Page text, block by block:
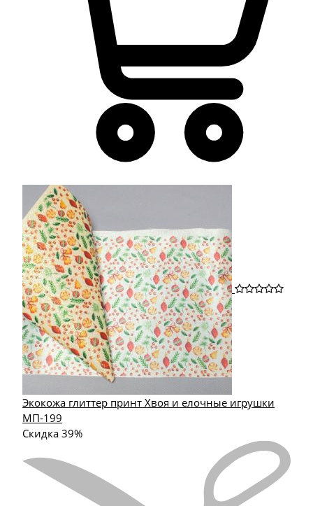
Экокожа глиттер принт Хвоя и елочные игрушки
МП-199
Скидка 39%